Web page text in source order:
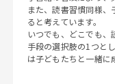
また、読書習慣同様
ると考えています。
いつでも、どこでも
手段の選択肢の1つと
は子どもたちと一緒に